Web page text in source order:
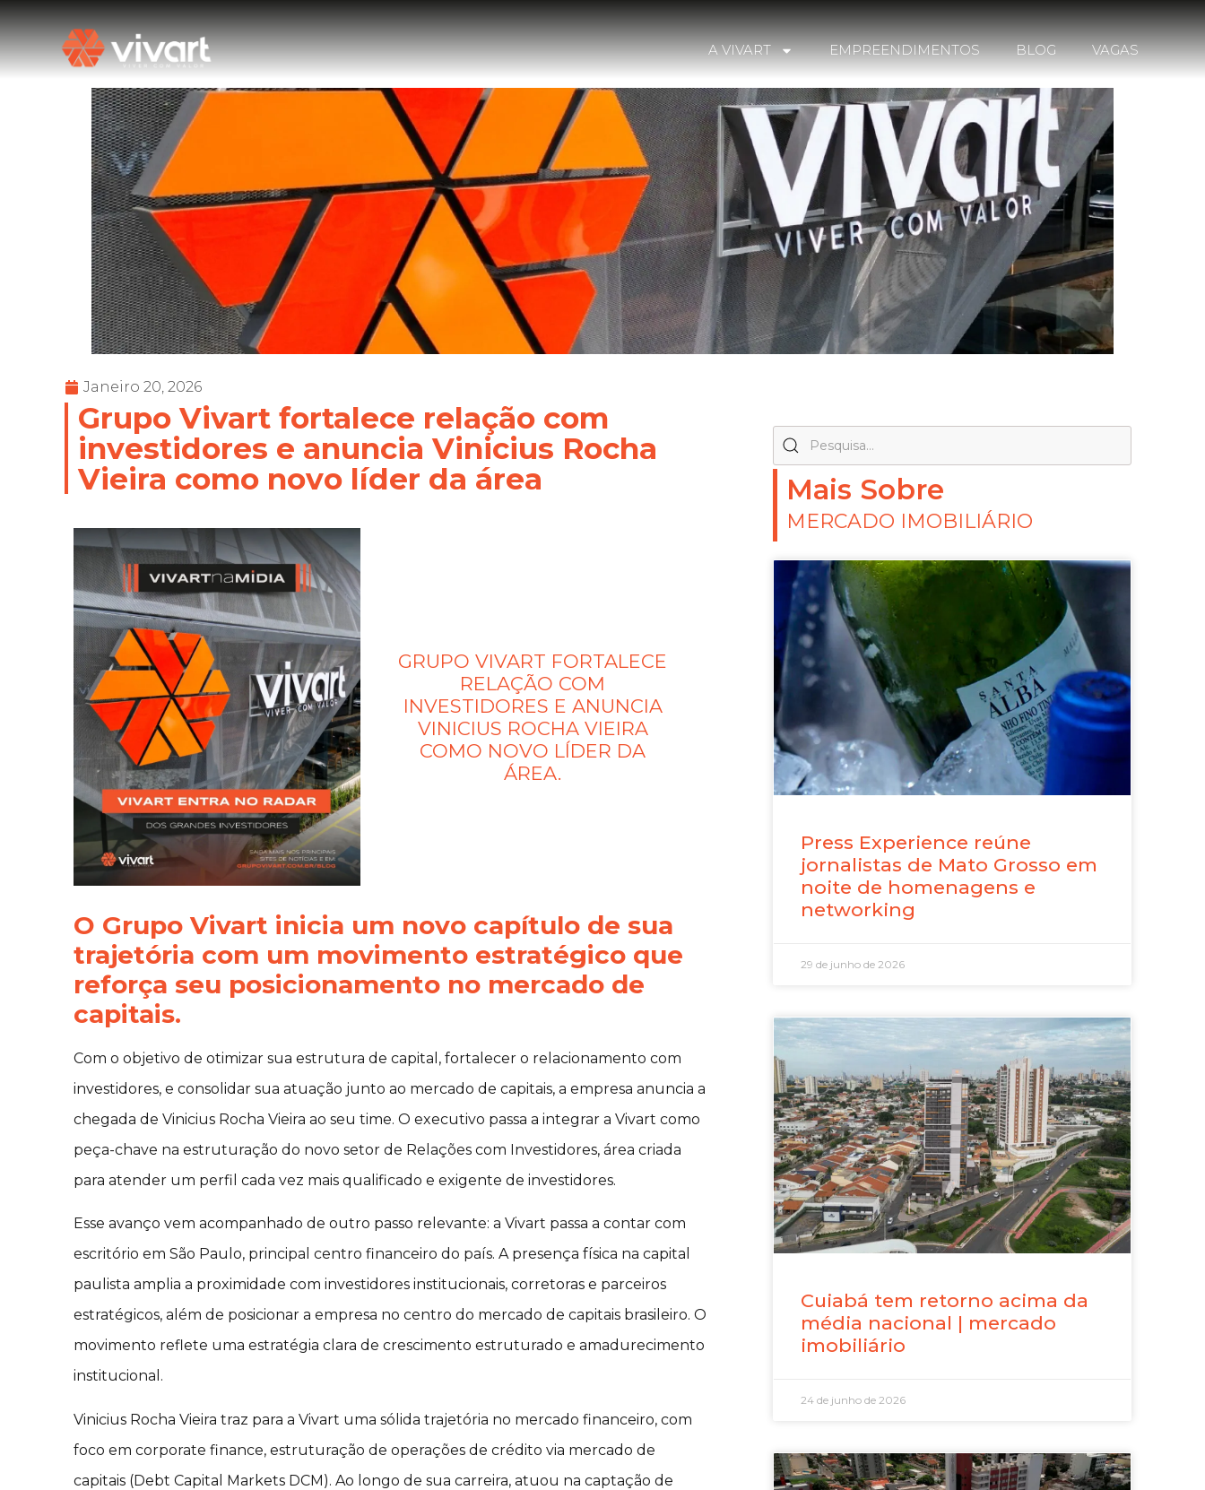
A VIVART EMPREENDIMENTOS BLOG VAGAS
Janeiro 20, 2026
Grupo Vivart fortalece relação com
investidores e anuncia Vinicius Rocha
Vieira como novo líder da área
GRUPO VIVART FORTALECE
RELAÇÃO COM
INVESTIDORES E ANUNCIA
VINICIUS ROCHA VIEIRA
COMO NOVO LÍDER DA
ÁREA.
O Grupo Vivart inicia um novo capítulo de sua
trajetória com um movimento estratégico que
reforça seu posicionamento no mercado de
capitais.
Com o objetivo de otimizar sua estrutura de capital, fortalecer o relacionamento com
investidores, e consolidar sua atuação junto ao mercado de capitais, a empresa anuncia a
chegada de Vinicius Rocha Vieira ao seu time. O executivo passa a integrar a Vivart como
peça-chave na estruturação do novo setor de Relações com Investidores, área criada
para atender um perfil cada vez mais qualificado e exigente de investidores.
Esse avanço vem acompanhado de outro passo relevante: a Vivart passa a contar com
escritório em São Paulo, principal centro financeiro do país. A presença física na capital
paulista amplia a proximidade com investidores institucionais, corretoras e parceiros
estratégicos, além de posicionar a empresa no centro do mercado de capitais brasileiro. O
movimento reflete uma estratégia clara de crescimento estruturado e amadurecimento
institucional.
Vinicius Rocha Vieira traz para a Vivart uma sólida trajetória no mercado financeiro, com
foco em corporate finance, estruturação de operações de crédito via mercado de
capitais (Debt Capital Markets DCM). Ao longo de sua carreira, atuou na captação de
Mais Sobre
MERCADO IMOBILIÁRIO
Press Experience reúne
jornalistas de Mato Grosso em
noite de homenagens e
networking
29 de junho de 2026
Cuiabá tem retorno acima da
média nacional | mercado
imobiliário
24 de junho de 2026